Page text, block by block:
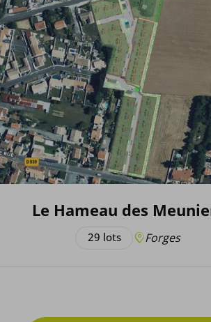
Le Hameau des
29 lots Forges